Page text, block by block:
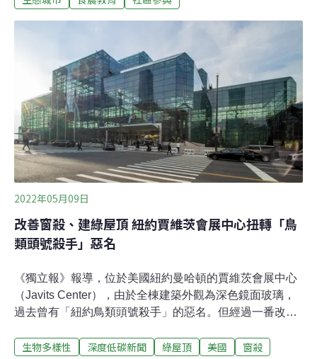
的德行繽紛農園，民間社群「都市農耕網」邀集食農教育
工作者、親子農耕推動者、在地里民、高中生、教師以及
數個民間團體，舉辦「打造全齡農耕的都市，跨齡市民耕
種者共同發聲」記者會，要向縣市首長選舉候選人，傳達
民間對都市農耕的未來擘畫與藍圖。都市農耕在台灣推動
已有超過十年以上的歷史，不過早期是以分隔近郊農業土
地，租賃給有種植需求的民眾來發展市民農園。自2014年
開始，幾位都市農耕參與者、非營利組織工作者，提出在
都市裡以「社區」為尺度，
2022年05月09日
改善窗殺、建綠屋頂 紐約賈維茨會展中心扭轉「鳥
類頭號殺手」惡名
《獨立報》報導，位於美國紐約曼哈頓的賈維茨會展中心
（Javits Center），由於全棟建築外觀為深色鏡面玻璃，
過去曾有「紐約鳥類頭號殺手」的惡名。但經過一番改
大的節能綠屋頂，以及一座即將啟用的城市農場。砸400
生物多樣性 深度低碳新聞 綠屋頂 美國 窗殺